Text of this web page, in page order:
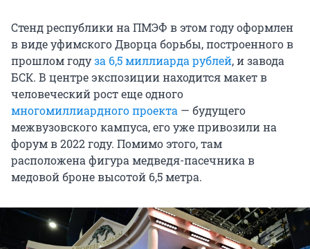
Стенд республики на ПМЭФ в этом году оформлен
в виде уфимского Дворца борьбы, построенного в
прошлом годуза 6,5 миллиарда рублей, и завода
БСК. В центре экспозиции находится макет в
человеческий рост еще одного
многомиллиардного проекта — будущего
межвузовского кампуса, его уже привозили на
форум в 2022 году. Помимо этого, там
расположена фигура медведя-пасечника в
медовой броне высотой 6,5 метра.